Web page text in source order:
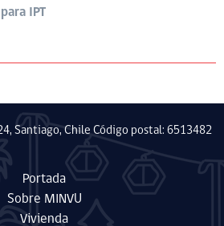
IPT
Santiago, Chile Código postal: 6513482
Portada
Sobre MINVU
Vivienda